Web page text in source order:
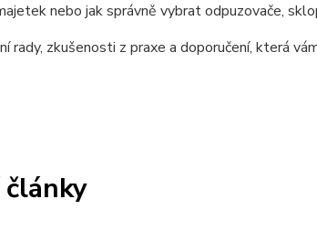
nebo jak správně vybrat odpuzovače,
rady, zkušenosti z praxe a doporučení, která